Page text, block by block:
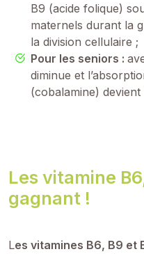
B9 (acide folique)
maternels durant la
la division cellulaire ;
Pour les seniors :
diminue et
(cobalamine)
Les vitamine
gagnant !
Les vitamines B6, B9 et